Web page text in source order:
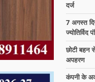
दर्ज
7 अगस्त
छोटी बहन
अपहरण
कंपनी के